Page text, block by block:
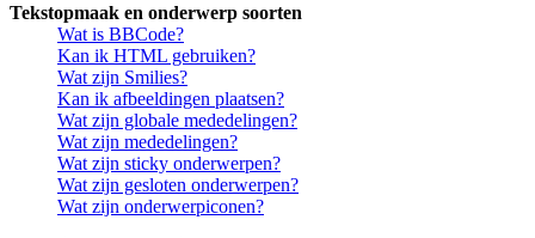
Tekstopmaak en onderwerp soorten
Wat is BBCode?
Kan ik HTML gebruiken?
Wat zijn Smilies?
Kan ik afbeeldingen plaatsen?
Wat zijn globale mededelingen?
Wat zijn mededelingen?
Wat zijn sticky onderwerpen?
Wat zijn gesloten onderwerpen?
Wat zijn onderwerpiconen?